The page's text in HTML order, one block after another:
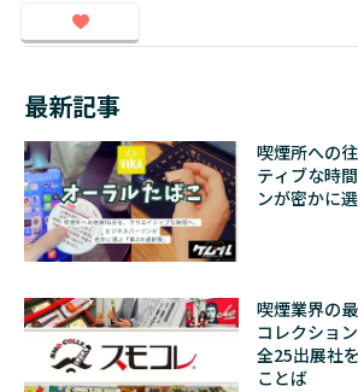
最新記事
喫煙所への
ティブな時
ンが密かに
喫煙業界の
コレクショ
全25出展社
ことば